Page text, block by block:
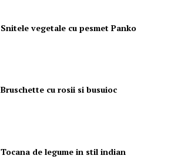
Snitele vegetale cu pesmet Panko
Bruschette cu rosii si busuioc
Tocana de legume in stil indian